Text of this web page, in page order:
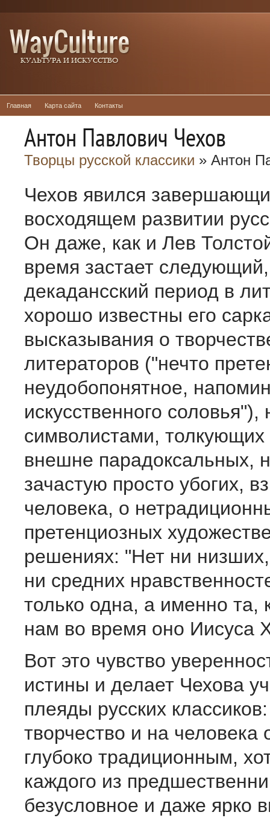
Главная Карта сайта Контакты
Антон Павлович Чехов
Творцы русской классики » Антон
Чехов явился
восходящем развитии
Он даже, как и Лев
время застает следующий,
декадансский период в
хорошо известны его
высказывания о
литераторов ("нечто
неудобопонятное,
искусственного
символистами,
внешне парадоксальных,
зачастую просто убогих,
человека, о
претенциозных
решениях: "Нет ни
ни средних
только одна, а именно та,
нам во время оно Иисуса
Вот это чувство
истины и делает Чехова
плеяды русских
творчество и на человека
глубоко традиционным,
каждого из
безусловное и даже ярко